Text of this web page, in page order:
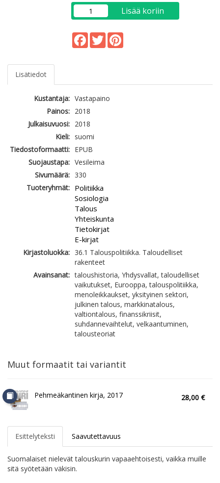
Lisää koriin
Facebook
Twitter
Lisätiedot
Kustantaja: Vastapaino
Painos: 2018
Julkaisuvuosi: 2018
Kieli: suomi
Tiedostoformaatti: EPUB
Suojaustapa: Vesileima
Sivumäärä: 330
Tuoteryhmät: Politiikka
Sosiologia
Talous
Yhteiskunta
Tietokirjat
E-kirjat
Kirjastoluokka: 36.1 Talouspolitiikka. Taloudelliset
rakenteet
Avainsanat: taloushistoria, Yhdysvallat, taloudelliset
vaikutukset, Eurooppa, talouspolitiikka,
menoleikkaukset, yksityinen sektori,
julkinen talous, markkinatalous,
valtiontalous, finanssikriisit,
suhdannevaihtelut, velkaantuminen,
talousteoriat
Muut formaatit tai variantit
Pehmeäkantinen kirja, 2017 28,00 €
Esittelyteksti Saavutettavuus
Suomalaiset nielevät talouskurin vapaaehtoisesti, vaikka muille
sitä syötetään väkisin.